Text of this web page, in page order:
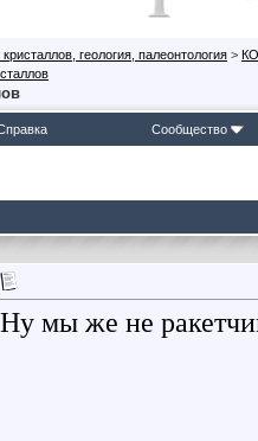
геология, палеонтология >
Сообщество
Ну мы же не